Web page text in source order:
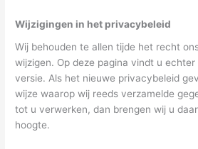
Wijzigingen in het privacybeleid
Wij behouden te allen tijde het recht
wijzigen. Op deze pagina vindt u
versie. Als het nieuwe privacybeleid
wijze waarop wij reeds verzamelde
tot u verwerken, dan brengen wij u
hoogte.